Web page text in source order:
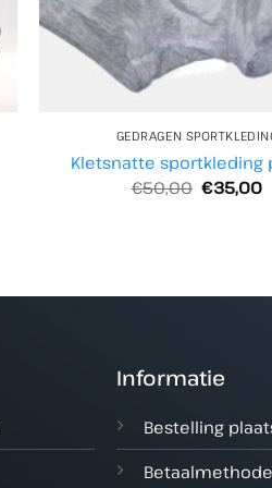
GEDRAGEN
Kletsnatte sportkleding
€50,00
prijs
€35,00
Informatie
Bestelling